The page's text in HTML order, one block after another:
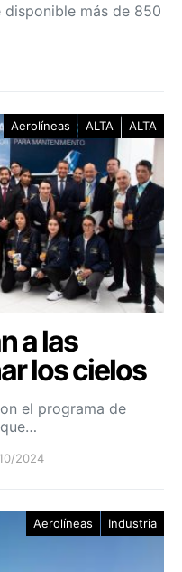
disponible más de 850
Aerolíneas ALTA ALTA
a las
los cielos
el programa de
2024
Aerolíneas Industria